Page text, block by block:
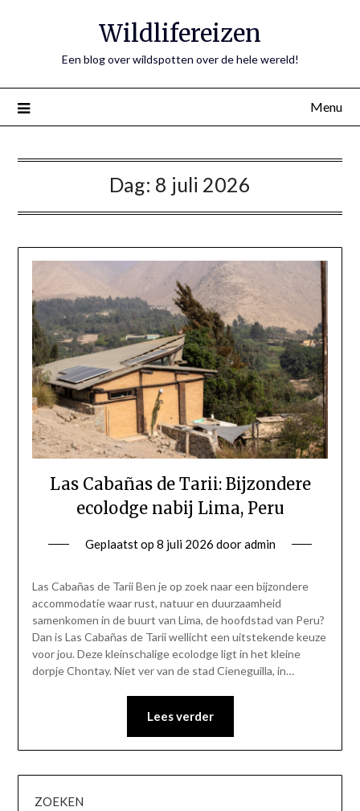
Wildlifereizen
Een blog over wildspotten over de hele wereld!
Menu
Dag: 8 juli 2026
Las Cabañas de Tarii: Bijzondere
ecolodge nabij Lima, Peru
Geplaatst op 8 juli 2026 dooradmin
Las Cabañas de Tarii Ben je op zoek naar een bijzondere
accommodatie waar rust, natuur en duurzaamheid
samenkomen in de buurt van Lima, de hoofdstad van Peru?
Dan is Las Cabañas de Tarii wellicht een uitstekende keuze
voor jou. Deze kleinschalige ecolodge ligt in het kleine
dorpje Chontay. Niet ver van de stad Cieneguilla, in…
Lees verder
ZOEKEN